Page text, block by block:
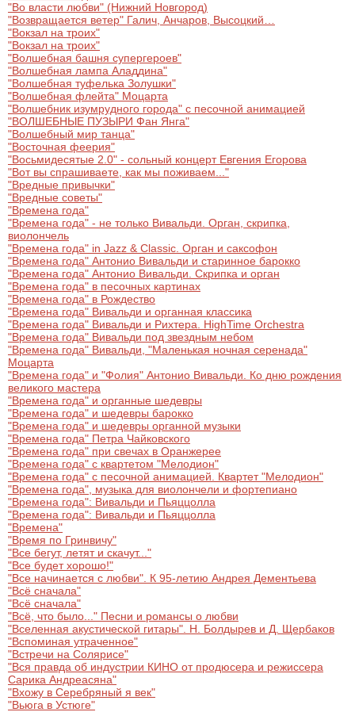
"Во власти любви" (Нижний Новгород)
"Возвращается ветер" Галич, Анчаров, Высоцкий…
"Вокзал на троих"
"Вокзал на троих"
"Волшебная башня супергероев"
"Волшебная лампа Аладдина"
"Волшебная туфелька Золушки"
"Волшебная флейта" Моцарта
"Волшебник изумрудного города" с песочной анимацией
"ВОЛШЕБНЫЕ ПУЗЫРИ Фан Янга"
"Волшебный мир танца"
"Восточная феерия"
"Восьмидесятые 2.0" - сольный концерт Евгения Егорова
"Вот вы спрашиваете, как мы поживаем..."
"Вредные привычки"
"Вредные советы"
"Времена года"
"Времена года" - не только Вивальди. Орган, скрипка,
виолончель
"Времена года" in Jazz & Classic. Орган и саксофон
"Времена года" Антонио Вивальди и старинное барокко
"Времена года" Антонио Вивальди. Скрипка и орган
"Времена года" в песочных картинах
"Времена года" в Рождество
"Времена года" Вивальди и органная классика
"Времена года" Вивальди и Рихтера. HighTime Orchestra
"Времена года" Вивальди под звездным небом
"Времена года" Вивальди, "Маленькая ночная серенада"
Моцарта
"Времена года" и "Фолия" Антонио Вивальди. Ко дню рождения
великого мастера
"Времена года" и органные шедевры
"Времена года" и шедевры барокко
"Времена года" и шедевры органной музыки
"Времена года" Петра Чайковского
"Времена года" при свечах в Оранжерее
"Времена года" с квартетом "Мелодион"
"Времена года" с песочной анимацией. Квартет "Мелодион"
"Времена года", музыка для виолончели и фортепиано
"Времена года": Вивальди и Пьяццолла
"Времена года": Вивальди и Пьяццолла
"Времена"
"Время по Гринвичу"
"Все бегут, летят и скачут..."
"Все будет хорошо!"
"Все начинается с любви". К 95-летию Андрея Дементьева
"Всё сначала"
"Всё сначала"
"Всё, что было..." Песни и романсы о любви
"Вселенная акустической гитары". Н. Болдырев и Д. Щербаков
"Вспоминая утраченное"
"Встречи на Солярисе"
"Вся правда об индустрии КИНО от продюсера и режиссера
Сарика Андреасяна"
"Вхожу в Серебряный я век"
"Вьюга в Устюге"